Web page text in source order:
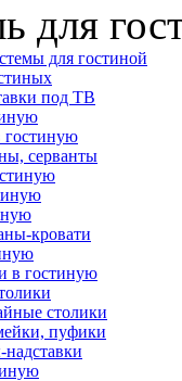
для
для гостиной
под ТВ
серванты
кровати
в гостиную
столики
пуфики